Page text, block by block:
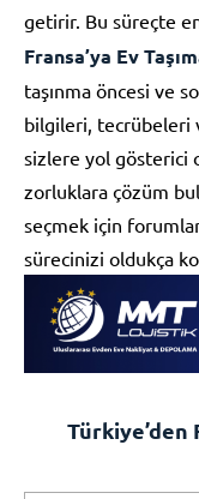
getirir. Bu süreçte
Fransa’ya Ev
taşınma öncesi ve
bilgileri, tecrübeleri
sizlere yol gösterici
zorluklara çözüm
seçmek için
sürecinizi oldukça
Türkiye’den